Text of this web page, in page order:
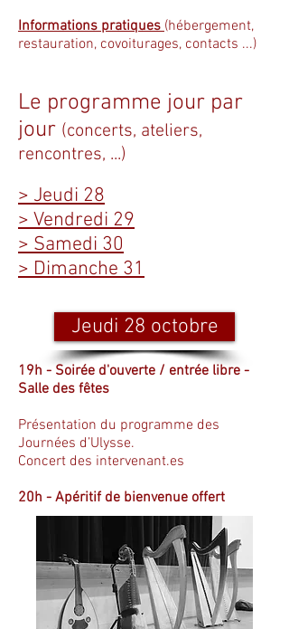
Informations pratiques(hébergement,
restauration, covoiturages, contacts ...)
Le programme jour par
jour (concerts, ateliers,
rencontres, ...)
> Jeudi 28
> Vendredi 29
> Samedi 30
> Dimanche 31
Jeudi 28 octobre
19h - Soirée d'ouverte / entrée libre -
Salle des fêtes
Présentation du programme des
Journées d’Ulysse.
Concert des intervenant.es
20h - Apéritif de bienvenue offert